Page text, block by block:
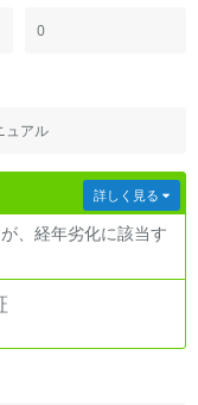
0
ュアル
、経年劣化に該当す
詳しく見る